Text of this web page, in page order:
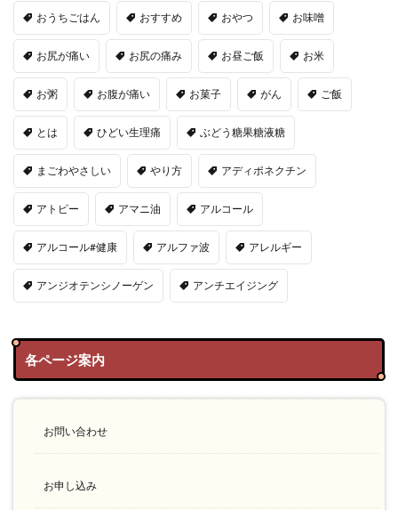
おうちごはん おすすめ おやつ お味噌
お尻が痛い お尻の痛み お昼ご飯 お米
お粥 お腹が痛い お菓子 がん ご飯
とは ひどい生理痛 ぶどう糖果糖液糖
まごわやさしい やり方 アディポネクチン
アトピー アマニ油 アルコール
アルコール#健康 アルファ波 アレルギー
アンジオテンシノーゲン アンチエイジング
各ページ案内
お問い合わせ
お申し込み